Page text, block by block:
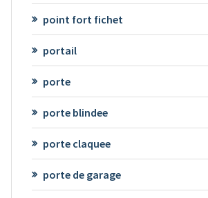
point fort fichet
portail
porte
porte blindee
porte claquee
porte de garage